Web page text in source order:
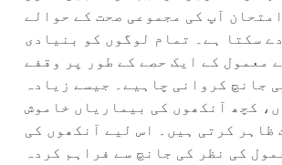
آپ کی مجموعی صحت کے حوالے
سکتا ہے۔ تمام لوگوں کو بنیادی
معمول کے ایک حصے کے طور پر وقفے
جانچ کروانی چاہیے۔ جیسے زیادہ
کچھ آنکھوں کی بیماریاں خاموش
ظاہر کرتی ہیں۔ اس لیے آنکھوں کی
کی نظر کی جانچ سے فراہم کردہ